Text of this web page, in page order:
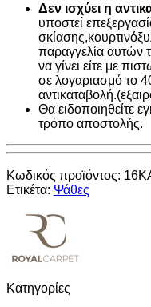
Δεν ισχύει η
υποστεί
παραγγελία αυτών
να γίνει είτε με
σε λογαριασμό το
Θα ειδοποιηθείτε
τρόπο αποστολής.
Κωδικός προϊόντος:
Ετικέτα: Ψάθες
Κατηγορίες